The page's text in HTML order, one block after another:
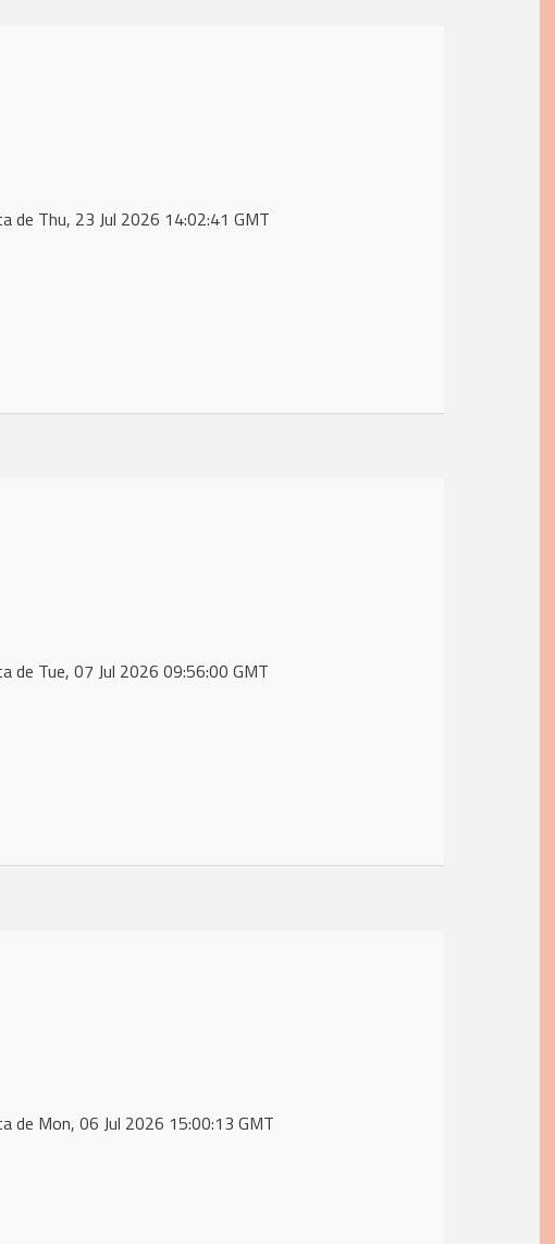
de Thu, 23 Jul 2026 14:02:41 GMT
de Tue, 07 Jul 2026 09:56:00 GMT
de Mon, 06 Jul 2026 15:00:13 GMT